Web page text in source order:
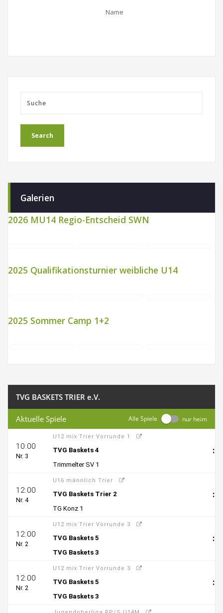
Name
Galerien
2026 MU14 Regio-Entscheid SWN
2025 Qualifikationsturnier weibliche U14
2025 Sommer Camp 1+2